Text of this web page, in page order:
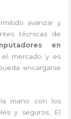
avanzar y
técnicas de
en
el mercado y es
encargarse
mano con los
y seguros. El